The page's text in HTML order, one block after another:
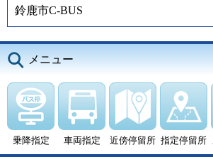
鈴鹿市C-BUS
メニュー
乗降指定 車両指定 近傍停留所 指定停留所